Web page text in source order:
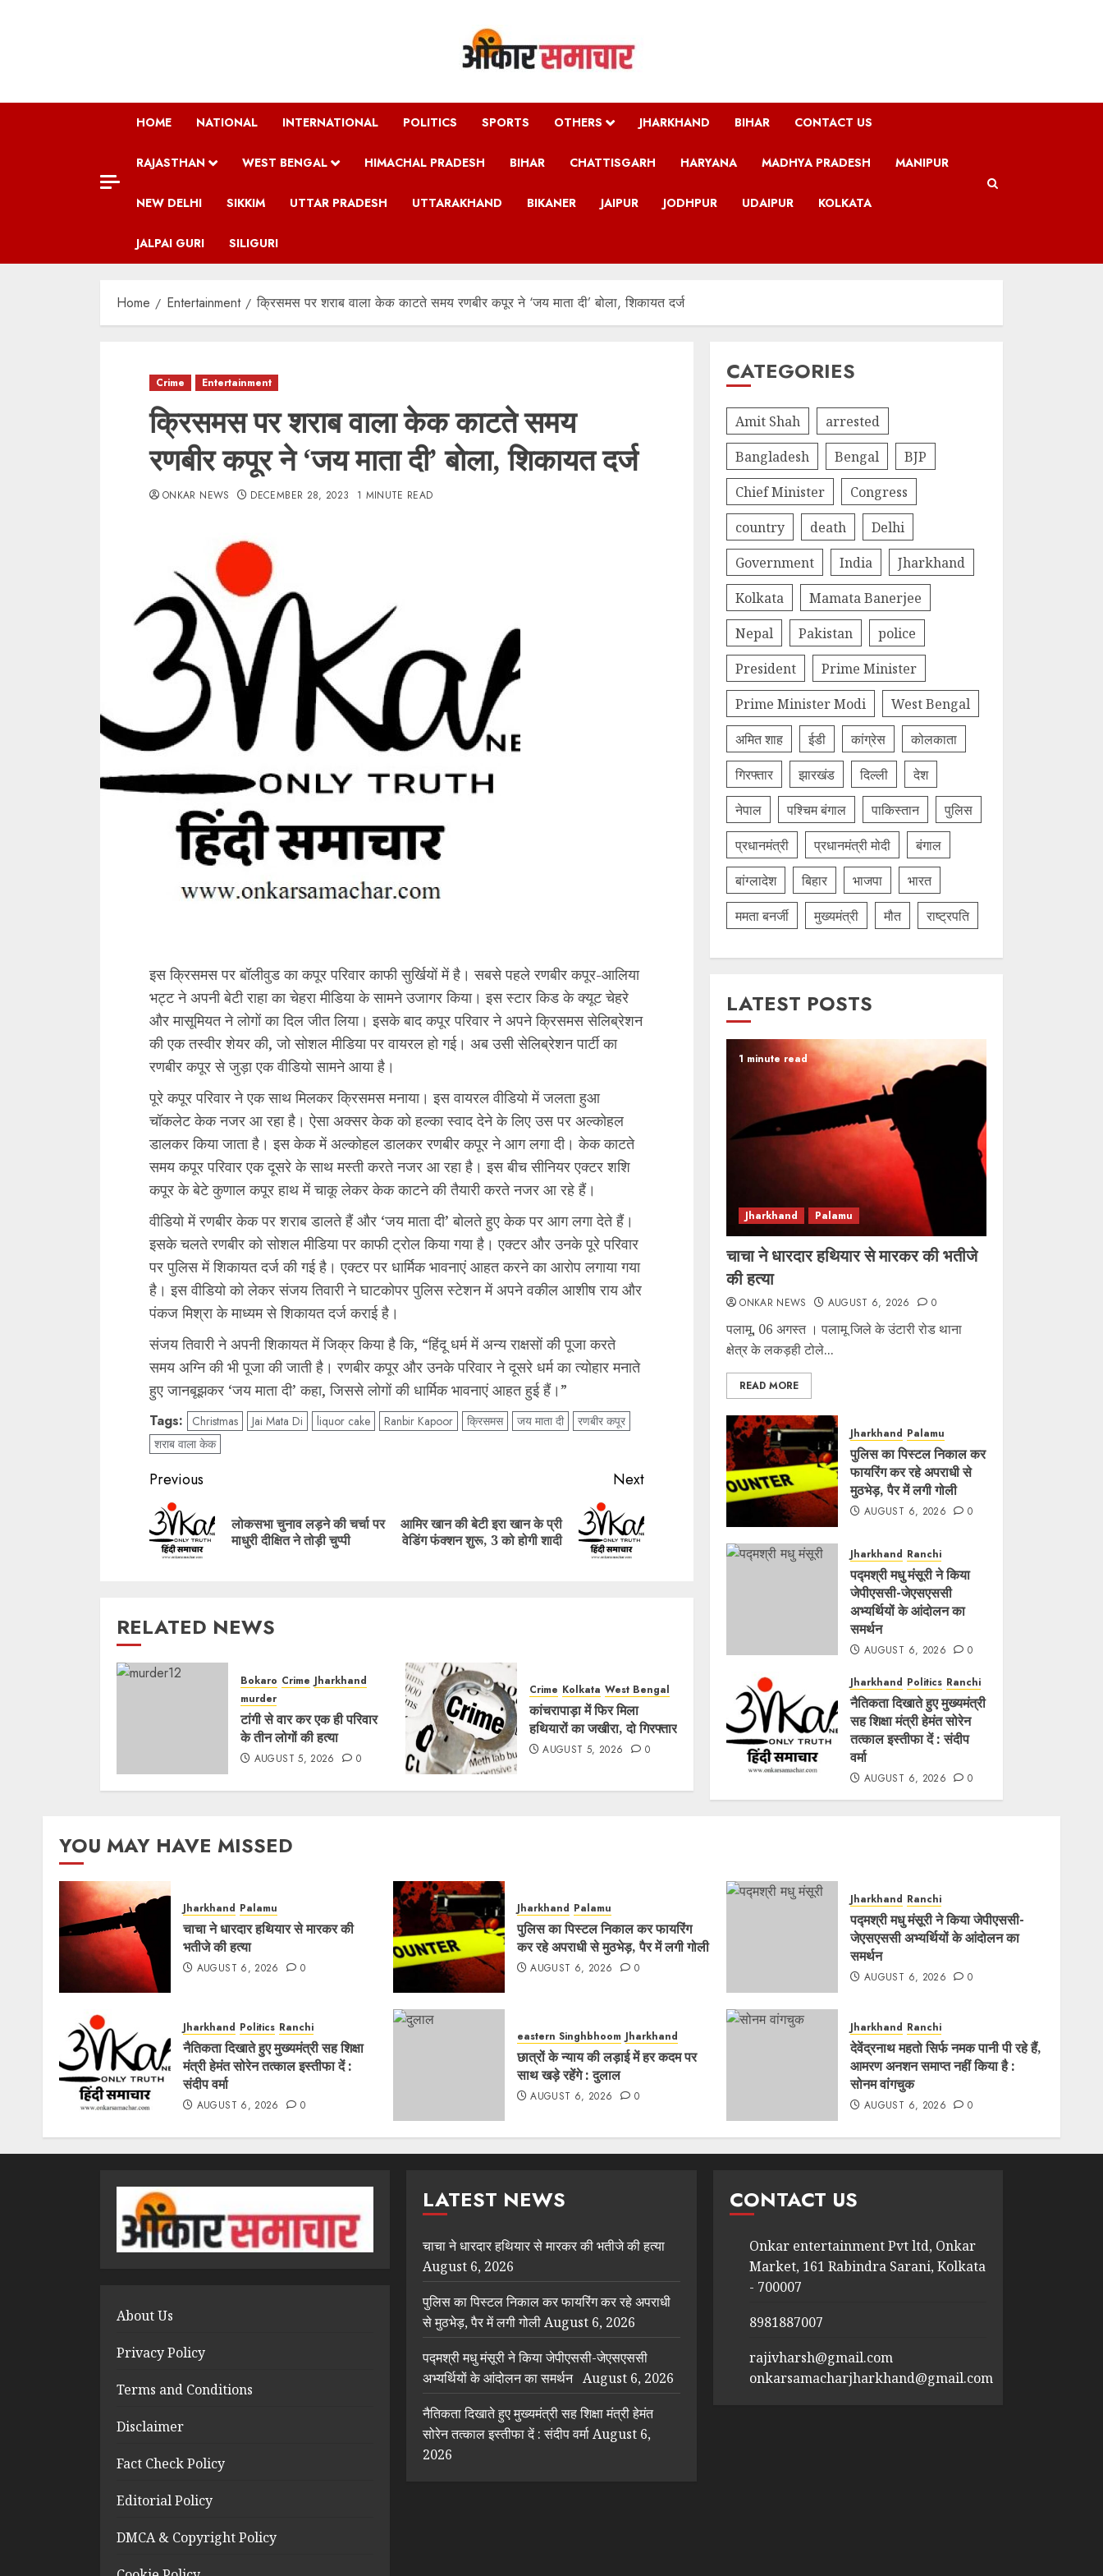
HOME NATIONAL INTERNATIONAL POLITICS SPORTS OTHERS JHARKHAND BIHAR CONTACT US
RAJASTHAN WEST BENGAL HIMACHAL PRADESH BIHAR CHATTISGARH HARYANA MADHYA PRADESH MANIPUR
NEW DELHI SIKKIM UTTAR PRADESH UTTARAKHAND BIKANER JAIPUR JODHPUR UDAIPUR KOLKATA
JALPAI GURI SILIGURI
Home Entertainment क्रिसमस पर शराब वाला केक काटते समय रणबीर कपूर ने ‘जय माता दी’ बोला, शिकायत दर्ज
Crime Entertainment
क्रिसमस पर शराब वाला केक काटते समय
रणबीर कपूर ने ‘जय माता दी’ बोला, शिकायत दर्ज
ONKAR NEWS DECEMBER 28, 2023 1 MINUTE READ
इस क्रिसमस पर बॉलीवुड का कपूर परिवार काफी सुर्खियों में है। सबसे पहले रणबीर कपूर-आलिया
भट्ट ने अपनी बेटी राहा का चेहरा मीडिया के सामने उजागर किया। इस स्टार किड के क्यूट चेहरे
और मासूमियत ने लोगों का दिल जीत लिया। इसके बाद कपूर परिवार ने अपने क्रिसमस सेलिब्रेशन
की एक तस्वीर शेयर की, जो सोशल मीडिया पर वायरल हो गई। अब उसी सेलिब्रेशन पार्टी का
रणबीर कपूर से जुड़ा एक वीडियो सामने आया है।
पूरे कपूर परिवार ने एक साथ मिलकर क्रिसमस मनाया। इस वायरल वीडियो में जलता हुआ
चॉकलेट केक नजर आ रहा है। ऐसा अक्सर केक को हल्का स्वाद देने के लिए उस पर अल्कोहल
डालकर किया जाता है। इस केक में अल्कोहल डालकर रणबीर कपूर ने आग लगा दी। केक काटते
समय कपूर परिवार एक दूसरे के साथ मस्ती करते नजर आ रहा है। इस बीच सीनियर एक्टर शशि
कपूर के बेटे कुणाल कपूर हाथ में चाकू लेकर केक काटने की तैयारी करते नजर आ रहे हैं।
वीडियो में रणबीर केक पर शराब डालते हैं और ‘जय माता दी’ बोलते हुए केक पर आग लगा देते हैं।
इसके चलते रणबीर को सोशल मीडिया पर काफी ट्रोल किया गया है। एक्टर और उनके पूरे परिवार
पर पुलिस में शिकायत दर्ज की गई है। एक्टर पर धार्मिक भावनाएं आहत करने का आरोप लगाया गया
है। इस वीडियो को लेकर संजय तिवारी ने घाटकोपर पुलिस स्टेशन में अपने वकील आशीष राय और
पंकज मिश्रा के माध्यम से शिकायत दर्ज कराई है।
संजय तिवारी ने अपनी शिकायत में जिक्र किया है कि, “हिंदू धर्म में अन्य राक्षसों की पूजा करते
समय अग्नि की भी पूजा की जाती है। रणबीर कपूर और उनके परिवार ने दूसरे धर्म का त्योहार मनाते
हुए जानबूझकर ‘जय माता दी’ कहा, जिससे लोगों की धार्मिक भावनाएं आहत हुई हैं।”
Tags: Christmas Jai Mata Di liquor cake Ranbir Kapoor क्रिसमस जय माता दी
रणबीर कपूर
शराब वाला केक
Post
navigation
Previous
Previous
post:
लोकसभा चुनाव लड़ने की चर्चा पर
माधुरी दीक्षित ने तोड़ी चुप्पी
Next
Next
post:
आमिर खान की बेटी इरा खान के प्री
वेडिंग फंक्शन शुरू, 3 को होगी शादी
RELATED NEWS
Bokaro Crime Jharkhand
murder
टांगी से वार कर एक ही परिवार
के तीन लोगों की हत्या
AUGUST 5, 2026 0
Crime Kolkata West Bengal
कांचरापाड़ा में फिर मिला
हथियारों का जखीरा, दो गिरफ्तार
AUGUST 5, 2026 0
CATEGORIES
Amit Shah
arrested
Bangladesh
Bengal
BJP
Chief Minister
Congress
country
death
Delhi
Government
India
Jharkhand
Kolkata
Mamata Banerjee
Nepal
Pakistan
police
President
Prime Minister
Prime Minister Modi
West Bengal
अमित शाह
ईडी कांग्रेस
कोलकाता
गिरफ्तार
झारखंड दिल्‍ली
देश
नेपाल
पश्चिम बंगाल पाकिस्तान
पुलिस
प्रधानमंत्री
प्रधानमंत्री मोदी
बंगाल
बांग्लादेश
बिहार भाजपा
भारत
ममता बनर्जी
मुख्यमंत्री मौत राष्ट्रपति
LATEST POSTS
1 minute read
Jharkhand Palamu
चाचा ने धारदार हथियार से मारकर की भतीजे
की हत्या
ONKAR NEWS AUGUST 6, 2026 0
पलामू, 06 अगस्त । पलामू जिले के उंटारी रोड थाना
क्षेत्र के लकड़ही टोले...
READ MORE
Jharkhand Palamu
पुलिस का पिस्टल निकाल कर
फायरिंग कर रहे अपराधी से
मुठभेड़, पैर में लगी गोली
AUGUST 6, 2026 0
Jharkhand Ranchi
पद्मश्री मधु मंसूरी ने किया
जेपीएससी-जेएसएससी
अभ्यर्थियों के आंदोलन का
समर्थन
AUGUST 6, 2026 0
Jharkhand Politics Ranchi
नैतिकता दिखाते हुए मुख्यमंत्री
सह शिक्षा मंत्री हेमंत सोरेन
तत्काल इस्तीफा दें : संदीप
वर्मा
AUGUST 6, 2026 0
YOU MAY HAVE MISSED
Jharkhand Palamu
चाचा ने धारदार हथियार से मारकर की
भतीजे की हत्या
AUGUST 6, 2026 0
Jharkhand Palamu
पुलिस का पिस्टल निकाल कर फायरिंग
कर रहे अपराधी से मुठभेड़, पैर में लगी गोली
AUGUST 6, 2026 0
Jharkhand Ranchi
पद्मश्री मधु मंसूरी ने किया जेपीएससी-
जेएसएससी अभ्यर्थियों के आंदोलन का
समर्थन
AUGUST 6, 2026 0
Jharkhand Politics Ranchi
नैतिकता दिखाते हुए मुख्यमंत्री सह शिक्षा
मंत्री हेमंत सोरेन तत्काल इस्तीफा दें :
संदीप वर्मा
AUGUST 6, 2026 0
eastern Singhbhoom Jharkhand
छात्रों के न्याय की लड़ाई में हर कदम पर
साथ खड़े रहेंगे : दुलाल
AUGUST 6, 2026 0
Jharkhand Ranchi
देवेंद्रनाथ महतो सिर्फ नमक पानी पी रहे हैं,
आमरण अनशन समाप्त नहीं किया है :
सोनम वांगचुक
AUGUST 6, 2026 0
About Us
Privacy Policy
Terms and Conditions
Disclaimer
Fact Check Policy
Editorial Policy
DMCA & Copyright Policy
LATEST NEWS
चाचा ने धारदार हथियार से मारकर की भतीजे की हत्या
August 6, 2026
पुलिस का पिस्टल निकाल कर फायरिंग कर रहे अपराधी
से मुठभेड़, पैर में लगी गोलीAugust 6, 2026
पद्मश्री मधु मंसूरी ने किया जेपीएससी-जेएसएससी
अभ्यर्थियों के आंदोलन का समर्थन August 6, 2026
नैतिकता दिखाते हुए मुख्यमंत्री सह शिक्षा मंत्री हेमंत
सोरेन तत्काल इस्तीफा दें : संदीप वर्माAugust 6,
2026
CONTACT US
Onkar entertainment Pvt ltd, Onkar
Market, 161 Rabindra Sarani, Kolkata
- 700007
8981887007
rajivharsh@gmail.com
onkarsamacharjharkhand@gmail.com